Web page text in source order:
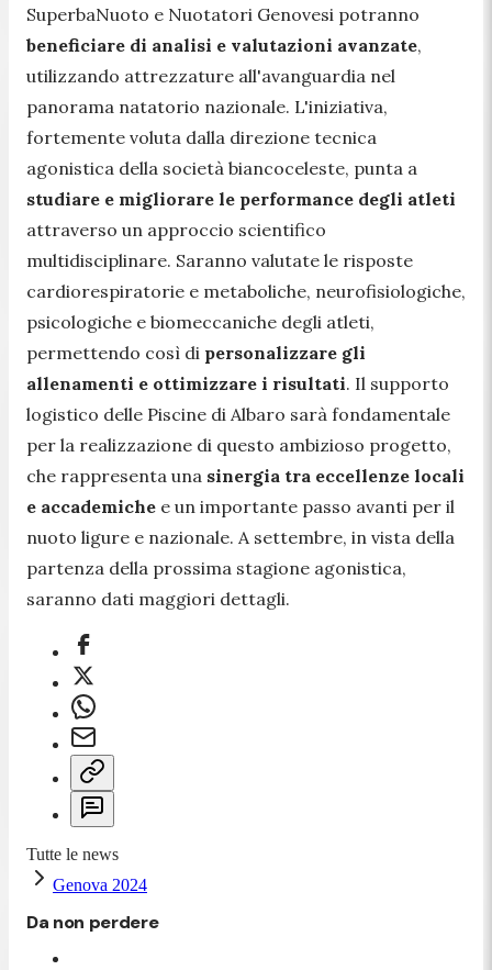
SuperbaNuoto e Nuotatori Genovesi potranno
beneficiare di analisi e valutazioni avanzate,
utilizzando attrezzature all'avanguardia nel
panorama natatorio nazionale. L'iniziativa,
fortemente voluta dalla direzione tecnica
agonistica della società biancoceleste, punta a
studiare e migliorare le performance degli atleti
attraverso un approccio scientifico
multidisciplinare. Saranno valutate le risposte
cardiorespiratorie e metaboliche, neurofisiologiche,
psicologiche e biomeccaniche degli atleti,
permettendo così di personalizzare gli
allenamenti e ottimizzare i risultati. Il supporto
logistico delle Piscine di Albaro sarà fondamentale
per la realizzazione di questo ambizioso progetto,
che rappresenta una sinergia tra eccellenze locali
e accademiche e un importante passo avanti per il
nuoto ligure e nazionale. A settembre, in vista della
partenza della prossima stagione agonistica,
saranno dati maggiori dettagli.
Tutte le news
Genova 2024
Da non perdere